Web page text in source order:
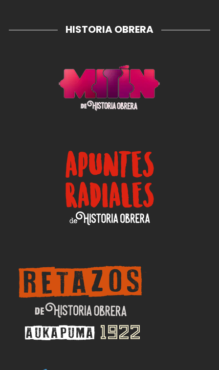
HISTORIA OBRERA